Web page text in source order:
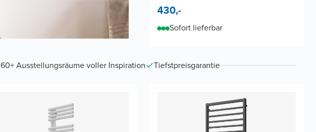
430,-
Sofort lieferbar
60+ Ausstellungsräume voller Inspiration Tiefstpreisgarantie